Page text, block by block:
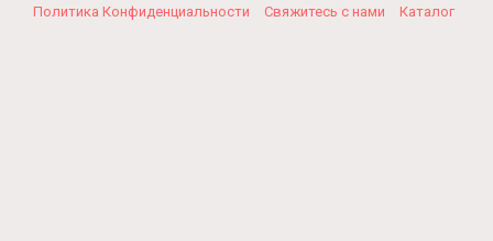
Политика Конфиденциальности
Свяжитесь с нами Каталог